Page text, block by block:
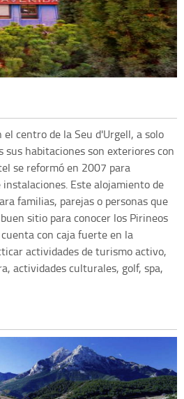
centro de la Seu d'Urgell, a solo
sus habitaciones son exteriores con
se reformó en 2007 para
Este alojamiento de
familias, parejas o personas que
sitio para conocer los Pirineos
con caja fuerte en la
actividades de turismo activo,
actividades culturales, golf, spa,